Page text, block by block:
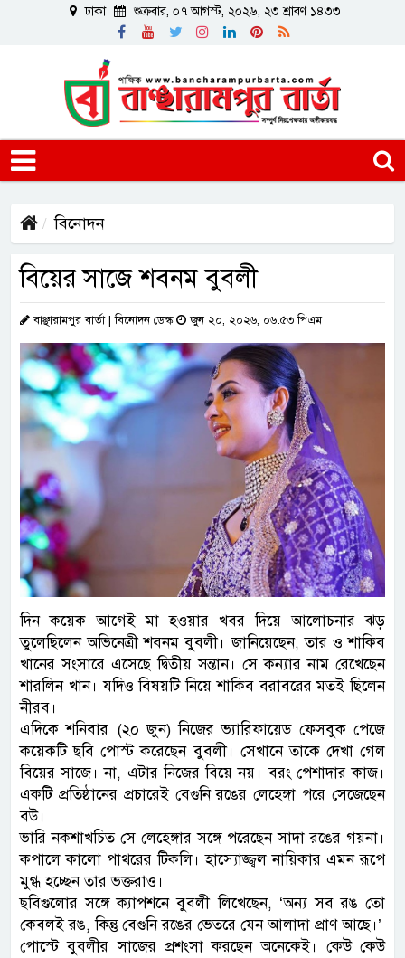
ঢাকা শুক্রবার, ০৭ আগস্ট, ২০২৬, ২৩ শ্রাবণ ১৪৩৩
বিনোদন
বিয়ের সাজে শবনম বুবলী
বাঞ্ছারামপুর বার্তা | বিনোদন ডেস্ক জুন ২০, ২০২৬, ০৬:৫৩ পিএম
দিন কয়েক আগেই মা হওয়ার খবর দিয়ে আলোচনার ঝড়
তুলেছিলেন অভিনেত্রী শবনম বুবলী। জানিয়েছেন, তার ও শাকিব
খানের সংসারে এসেছে দ্বিতীয় সন্তান। সে কন্যার নাম রেখেছেন
শারলিন খান। যদিও বিষয়টি নিয়ে শাকিব বরাবরের মতই ছিলেন
নীরব।
এদিকে শনিবার (২০ জুন) নিজের ভ্যারিফায়েড ফেসবুক পেজে
কয়েকটি ছবি পোস্ট করেছেন বুবলী। সেখানে তাকে দেখা গেল
বিয়ের সাজে। না, এটার নিজের বিয়ে নয়। বরং পেশাদার কাজ।
একটি প্রতিষ্ঠানের প্রচারেই বেগুনি রঙের লেহেঙ্গা পরে সেজেছেন
বউ।
ভারি নকশাখচিত সে লেহেঙ্গার সঙ্গে পরেছেন সাদা রঙের গয়না।
কপালে কালো পাথরের টিকলি। হাস্যোজ্জ্বল নায়িকার এমন রূপে
মুগ্ধ হচ্ছেন তার ভক্তরাও।
ছবিগুলোর সঙ্গে ক্যাপশনে বুবলী লিখেছেন, ‘অন্য সব রঙ তো
কেবলই রঙ, কিন্তু বেগুনি রঙের ভেতরে যেন আলাদা প্রাণ আছে।’
পোস্টে বুবলীর সাজের প্রশংসা করছেন অনেকেই। কেউ কেউ